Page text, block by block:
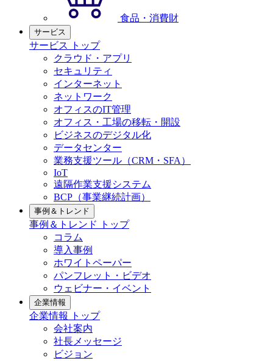
食品・消費財
サービス
サービス トップ
クラウド・アプリ
セキュリティ
インターネット
ネットワーク
オフィスのIT管理
オフィス・工場の移転・開設
ビジネスのデジタル化
データセンター
業務支援ツール（CRM・SFA）
IoT
遠隔作業支援システム
BCP（事業継続計画）
事例＆トレンド
事例＆トレンド トップ
コラム
導入事例
ホワイトペーパー
パンフレット・ビデオ
ウェビナー・イベント
企業情報
企業情報 トップ
会社案内
社長メッセージ
ビジョン